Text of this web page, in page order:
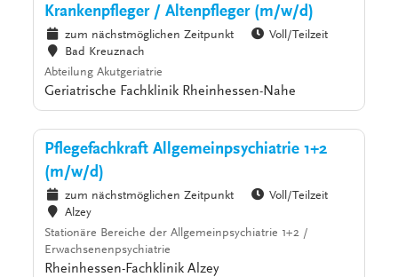
Krankenpfleger / Altenpfleger (m/w/d)
zum nächstmöglichen Zeitpunkt
Voll/Teilzeit
Bad Kreuznach
Abteilung Akutgeriatrie
Geriatrische Fachklinik Rheinhessen-Nahe
Pflegefachkraft Allgemeinpsychiatrie 1+2
(m/w/d)
zum nächstmöglichen Zeitpunkt
Voll/Teilzeit
Alzey
Stationäre Bereiche der Allgemeinpsychiatrie 1+2 /
Erwachsenenpsychiatrie
Rheinhessen-Fachklinik Alzey